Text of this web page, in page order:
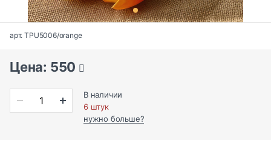
арт. TPU5006/orange
Цена: 550
В наличии
6 штук
нужно больше?